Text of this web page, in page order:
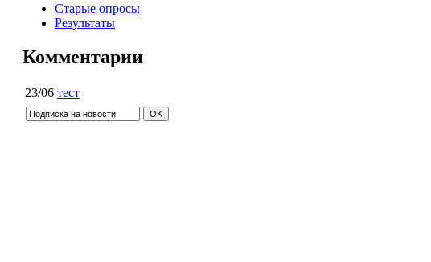
Старые опросы
Результаты
Комментарии
23/06 тест